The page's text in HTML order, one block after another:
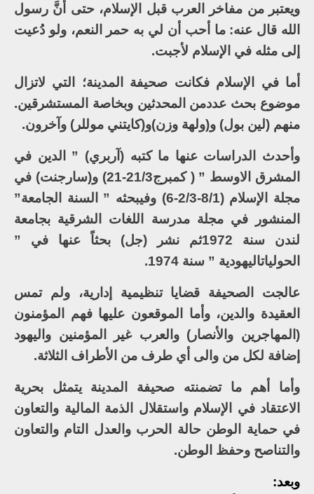
ويعتبر من مفاخر العرب قبل الإسلام، حتى أنَّ رسول
الله قال عنه: ما أحب أن لي به حمر النعم، ولو دُعيت
إلى مثله في الإسلام لأجبت.
أما في الإسلام فكانت صحيفة المدينة؛ التي لاتزال
موضوع بحث عددمن المحدثين وبخاصة المستشرقين.
منهم (لين بول) و(ولهة وزن)و(كايتني موللر) وآخرون.
وأحدث الدراسات عنها ما كتبه (آربري) ” الدين في
المشرق الاوسط ” ( كمبرج21/3-21) و(سارجنت) في
مجلة الإسلام (8/1-2/3-6) وفيبحثه ” السنة الجامعة”
المنشور في مجلة مدرسة اللغات الشرقية بجامعة
لندن سنة 1972ثم نشر (جل) بحثاً عنها في ”
الحولياتاليهودية ” سنة 1974.
عالجت الصحيفة قضايا تنظيمية إدارية، ولم تمس
العقيدة والدين، وأما الموقعون عليها فهم المؤمنون
(المهاجرين والأنصار) والعرب غير المؤمنين واليهود
إضافة لكل من والى أي طرف من الأطراف الثلاثة.
وأما أهم ما تضمنته صحيفة المدينة يتمثل بحرية
الاعتقاد في الإسلام واستقلال الذمة المالية والتعاون
في حماية الوطن حالة الحرب والعدل التام والتعاون
والتناصح وحفظ الوطن.
وبعد: